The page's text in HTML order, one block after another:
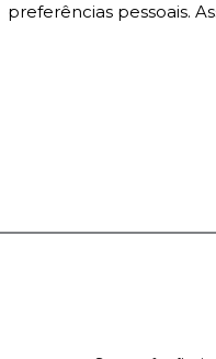
preferências pessoais.